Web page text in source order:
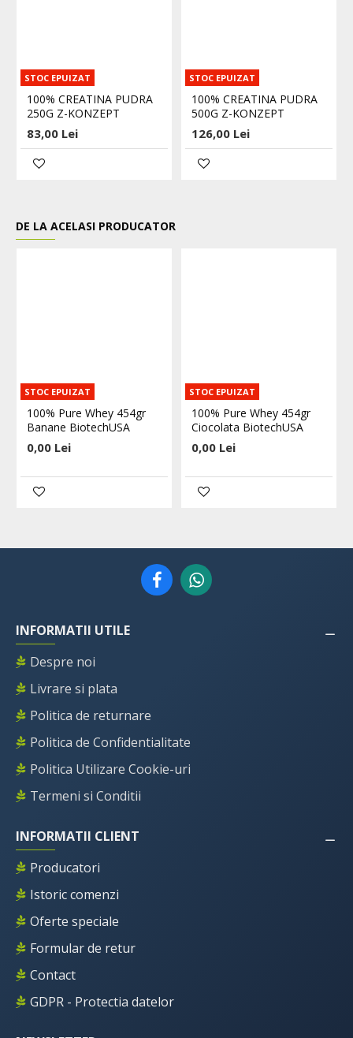
STOC EPUIZAT
100% CREATINA PUDRA
250G Z-KONZEPT
83,00 Lei
STOC EPUIZAT
100% CREATINA PUDRA
500G Z-KONZEPT
126,00 Lei
DE LA ACELASI PRODUCATOR
STOC EPUIZAT
100% Pure Whey 454gr
Banane BiotechUSA
0,00 Lei
STOC EPUIZAT
100% Pure Whey 454gr
Ciocolata BiotechUSA
0,00 Lei
INFORMATII UTILE
Despre noi
Livrare si plata
Politica de returnare
Politica de Confidentialitate
Politica Utilizare Cookie-uri
Termeni si Conditii
INFORMATII CLIENT
Producatori
Istoric comenzi
Oferte speciale
Formular de retur
Contact
GDPR - Protectia datelor